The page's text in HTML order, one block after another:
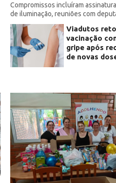
Compromissos incluíram
de iluminação, reuniões com
estaduais e acompanhamento de
administrativas
Viadutos
vacinação
gripe após
de novas